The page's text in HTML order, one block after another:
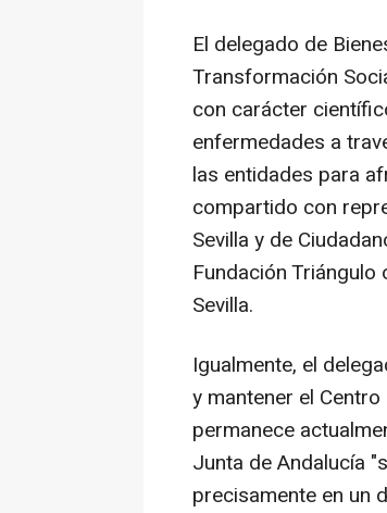
El delegado de
Transformación
con carácter
enfermedades a
las entidades para
compartido con
Sevilla y de
Fundación
Sevilla.
Igualmente, el
y mantener el
permanece
Junta de Andalucía
precisamente en un